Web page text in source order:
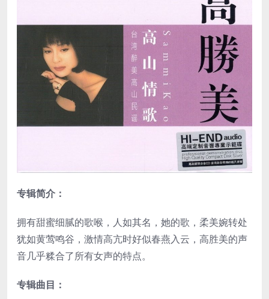
专辑简介：
拥有甜蜜细腻的歌喉，人如其名，她的歌，柔美婉转处
犹如黄莺鸣谷，激情高亢时好似春燕入云，高胜美的声
音几乎糅合了所有女声的特点。
专辑曲目：